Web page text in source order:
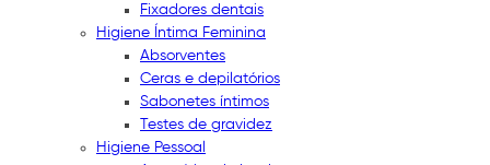
Fixadores dentais
Higiene Íntima Feminina
Absorventes
Ceras e depilatórios
Sabonetes íntimos
Testes de gravidez
Higiene Pessoal